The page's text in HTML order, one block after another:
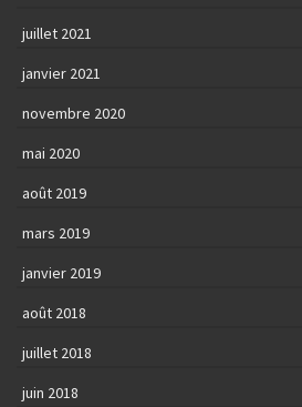
juillet 2021
janvier 2021
novembre 2020
mai 2020
août 2019
mars 2019
janvier 2019
août 2018
juillet 2018
juin 2018